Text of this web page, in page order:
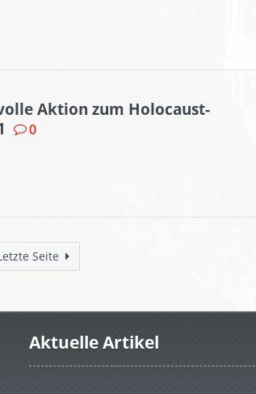
Aktion zum Holocaust-
0
Seite
Aktuelle Artikel